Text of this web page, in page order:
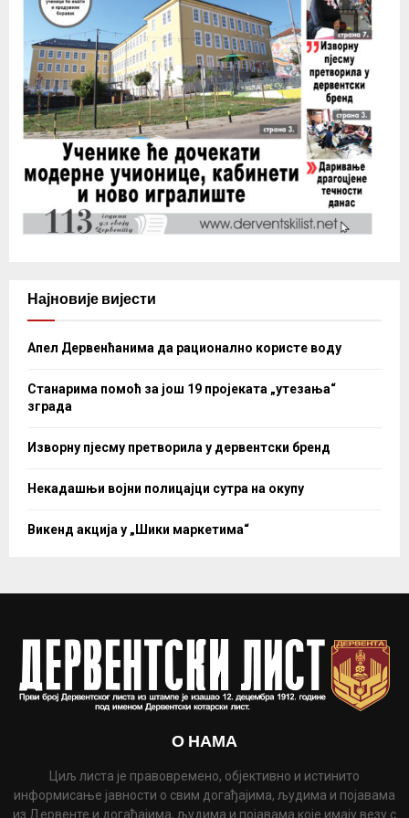
Најновије вијести
Апел Дервенћанима да рационално користе воду
Станарима помоћ за још 19 пројеката „утезања“
зграда
Изворну пјесму претворила у дервентски бренд
Некадашњи војни полицајци сутра на окупу
Викенд акција у „Шики маркетима“
О НАМА
Циљ листа је правовремено, објективно и истинито
информисање јавности о свим догађајима, људима и појавама
из Дервенте и догађајима, људима и појавама које имају везу с